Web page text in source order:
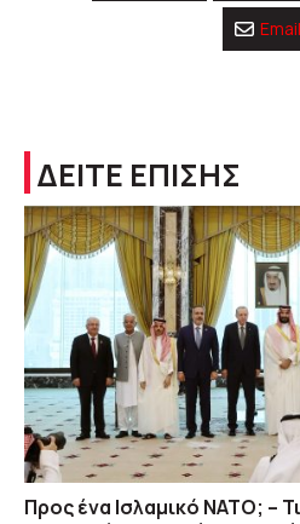
Email
ΔΕΙΤΕ ΕΠΙΣΗΣ
Προς ένα Ισλαμικό ΝΑΤΟ; –